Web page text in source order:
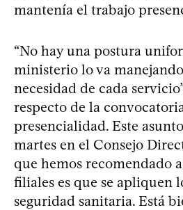
mantenía el trabajo
“No hay una postura
ministerio lo va
necesidad de cada
respecto de la
presencialidad. Este
martes en el Consejo
que hemos recomendado
filiales es que se apliquen
seguridad sanitaria. Está